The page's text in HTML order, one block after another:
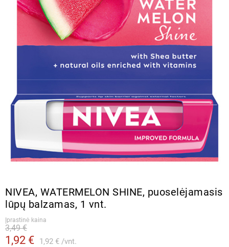
NIVEA, WATERMELON SHINE, puoselėjamasis
lūpų balzamas, 1 vnt.
Įprastinė kaina
1,92 € 1,92 € vnt.
3,49 €